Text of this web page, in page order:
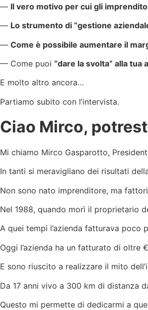
— Il vero motivo per cui gli
— Lo strumento di “gestione
— Come è possibile aumentare il
— Come puoi “dare la svolta” alla
E molto altro ancora…
Partiamo subito con l’intervista.
Ciao Mirco,
Mi chiamo Mirco Gasparotto,
In tanti si meravigliano dei risultati
Non sono nato imprenditore, ma
Nel 1988, quando morì il proprietario
A quei tempi l’azienda fatturava poco
Oggi l’azienda ha un fatturato di oltre
E sono riuscito a realizzare il mito
Da 17 anni vivo a 300 km di distanza
Questo mi permette di dedicarmi a